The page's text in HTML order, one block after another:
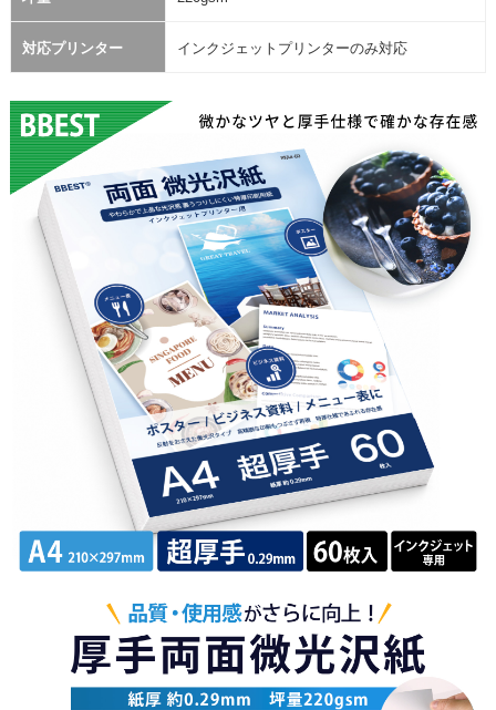
対応プリンター インクジェットプリンターのみ対応